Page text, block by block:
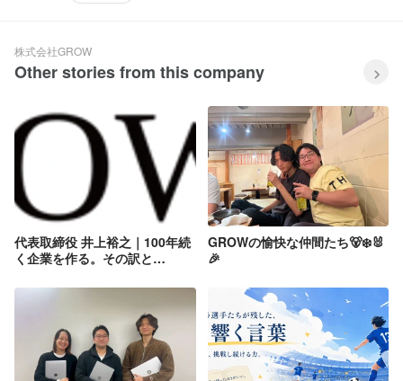
株式会社GROW
Other stories from this company
代表取締役 井上裕之｜100年続
く企業を作る。その訳と
GROWの愉快な仲間たち🐻‍❄️🐰
🎉